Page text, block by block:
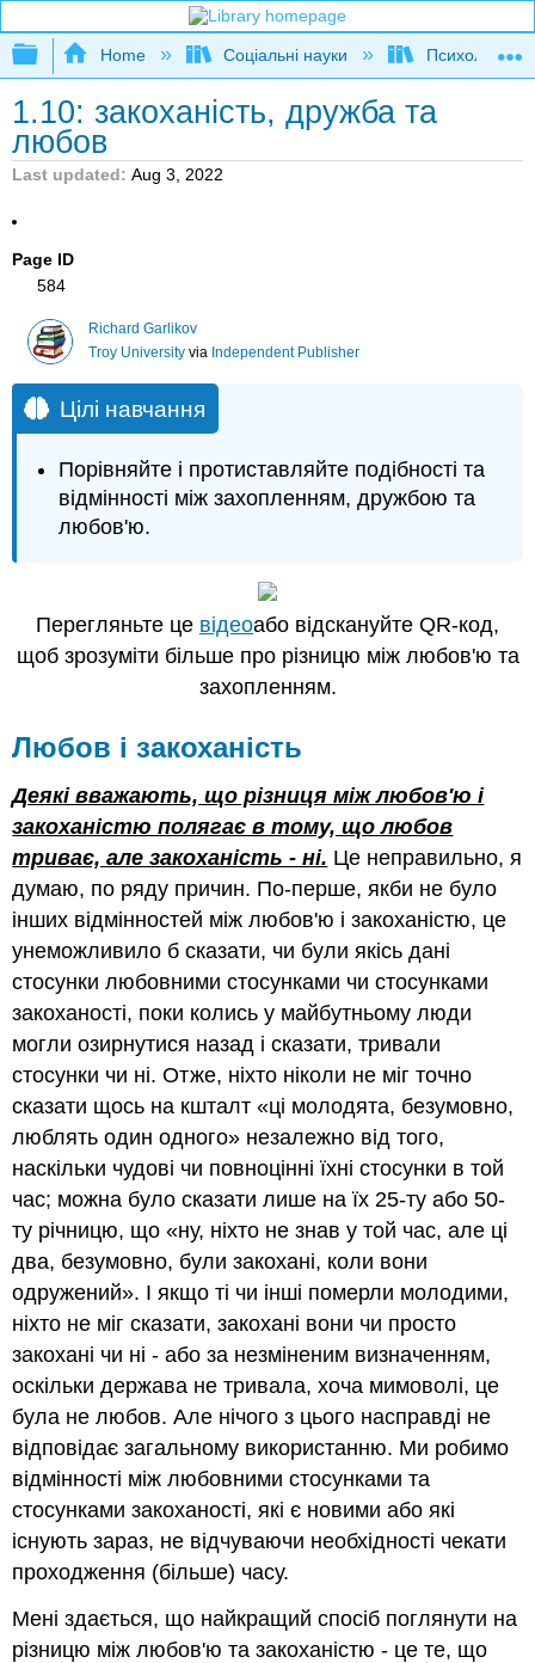
Expand/collapse global hierarchy
Home Соціальні науки Психологія
1.10: закоханість, дружба та
любов
Last updated Aug 3, 2022
Page ID
584
Richard Garlikov
Troy Universityvia Independent Publisher
Цілі навчання
Порівняйте і протиставляйте подібності та
відмінності між захопленням, дружбою та
любов'ю.
Перегляньте це відеоабо відскануйте QR-код,
щоб зрозуміти більше про різницю між любов'ю та
захопленням.
Любов і закоханість
Деякі вважають, що різниця між любов'ю і
закоханістю полягає в тому, що любов
триває, але закоханість - ні. Це неправильно, я
думаю, по ряду причин. По-перше, якби не було
інших відмінностей між любов'ю і закоханістю, це
унеможливило б сказати, чи були якісь дані
стосунки любовними стосунками чи стосунками
закоханості, поки колись у майбутньому люди
могли озирнутися назад і сказати, тривали
стосунки чи ні. Отже, ніхто ніколи не міг точно
сказати щось на кшталт «ці молодята, безумовно,
люблять один одного» незалежно від того,
наскільки чудові чи повноцінні їхні стосунки в той
час; можна було сказати лише на їх 25-ту або 50-
ту річницю, що «ну, ніхто не знав у той час, але ці
два, безумовно, були закохані, коли вони
одружений». І якщо ті чи інші померли молодими,
ніхто не міг сказати, закохані вони чи просто
закохані чи ні - або за незміненим визначенням,
оскільки держава не тривала, хоча мимоволі, це
була не любов. Але нічого з цього насправді не
відповідає загальному використанню. Ми робимо
відмінності між любовними стосунками та
стосунками закоханості, які є новими або які
існують зараз, не відчуваючи необхідності чекати
проходження (більше) часу.
Мені здається, що найкращий спосіб поглянути на
різницю між любов'ю та закоханістю - це те, що